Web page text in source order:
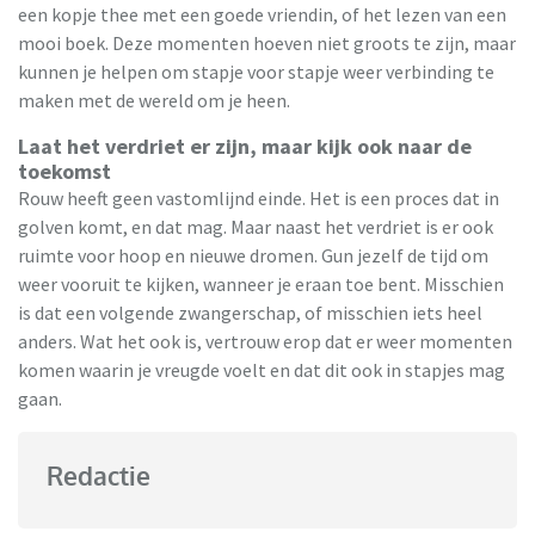
een kopje thee met een goede vriendin, of het lezen van een
mooi boek. Deze momenten hoeven niet groots te zijn, maar
kunnen je helpen om stapje voor stapje weer verbinding te
maken met de wereld om je heen.
Laat het verdriet er zijn, maar kijk ook naar de
toekomst
Rouw heeft geen vastomlijnd einde. Het is een proces dat in
golven komt, en dat mag. Maar naast het verdriet is er ook
ruimte voor hoop en nieuwe dromen. Gun jezelf de tijd om
weer vooruit te kijken, wanneer je eraan toe bent. Misschien
is dat een volgende zwangerschap, of misschien iets heel
anders. Wat het ook is, vertrouw erop dat er weer momenten
komen waarin je vreugde voelt en dat dit ook in stapjes mag
gaan.
Redactie